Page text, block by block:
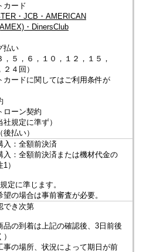
カード
・JCB・AMERICAN
・DinersClub
払い
，５，６，１０，１２，１５，
４回）
ードに関してはご利用条件が
ローン契約
社規定に準ず）
後払い）
入：全額前決済
入：全額前決済または機材代金の
）
定に準じます。
の場合は事前審査が必要。
でき次第
品の到着は上記の確認後、3日前後
事の場所、状況によって期日が前